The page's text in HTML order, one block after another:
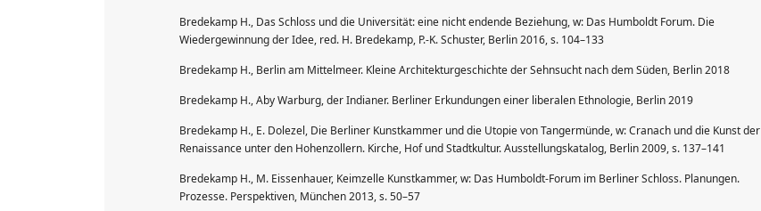
Bredekamp H., Das Schloss und die Universität: eine nicht endende Beziehung, w: Das Humboldt Forum. Die
Wiedergewinnung der Idee, red. H. Bredekamp, P.-K. Schuster, Berlin 2016, s. 104–133
Bredekamp H., Berlin am Mittelmeer. Kleine Architekturgeschichte der Sehnsucht nach dem Süden, Berlin 2018
Bredekamp H., Aby Warburg, der Indianer. Berliner Erkundungen einer liberalen Ethnologie, Berlin 2019
Bredekamp H., E. Dolezel, Die Berliner Kunstkammer und die Utopie von Tangermünde, w: Cranach und die Kunst der
Renaissance unter den Hohenzollern. Kirche, Hof und Stadtkultur. Ausstellungskatalog, Berlin 2009, s. 137–141
Bredekamp H., M. Eissenhauer, Keimzelle Kunstkammer, w: Das Humboldt-Forum im Berliner Schloss. Planungen.
Prozesse. Perspektiven, München 2013, s. 50–57